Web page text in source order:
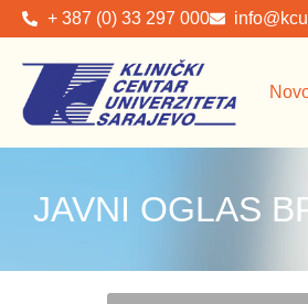
+ 387 (0) 33 297 000
JAVNI OGLAS